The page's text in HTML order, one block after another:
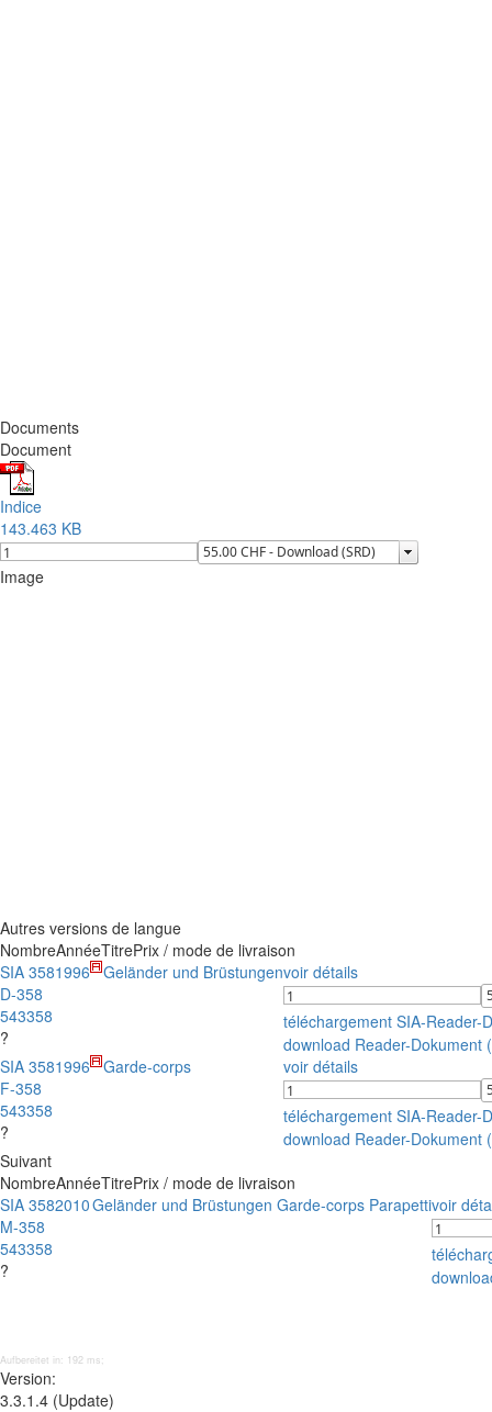
Documents
Document
Indice
143.463 KB
Image
Autres versions de langue
NombreAnnéeTitrePrix / mode de livraison
SIA 358
D-358
543358
?
1996 Geländer und Brüstungenvoir détails
téléchargement SIA-Reader-
download Reader-Dokument
SIA 358
F-358
543358
?
1996 Garde-corps voir détails
téléchargement SIA-Reader-
download Reader-Dokument
Suivant
NombreAnnéeTitrePrix / mode de livraison
SIA 358
M-358
543358
?
2010Geländer und Brüstungen Garde-corps Parapettivoir
Aufbereitet in: 192 ms;
Version:
3.3.1.4 (Update)